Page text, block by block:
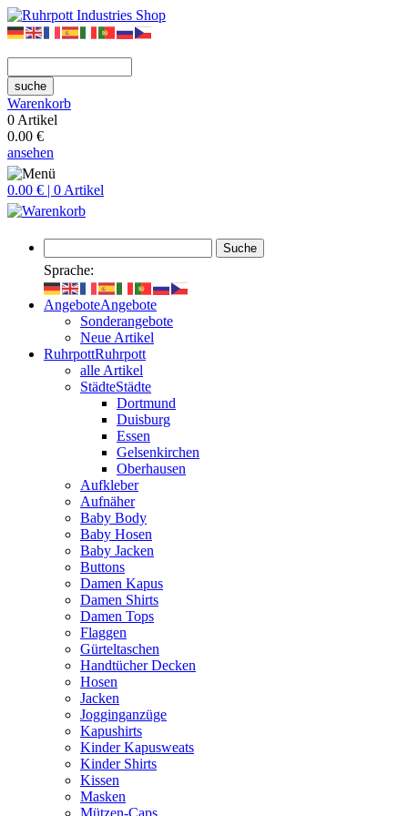
suche
Warenkorb
0 Artikel
0.00 €
ansehen
0.00 € | 0 Artikel
Suche
Sprache:
AngeboteAngebote
Sonderangebote
Neue Artikel
RuhrpottRuhrpott
alle Artikel
StädteStädte
Dortmund
Duisburg
Essen
Gelsenkirchen
Oberhausen
Aufkleber
Aufnäher
Baby Body
Baby Hosen
Baby Jacken
Buttons
Damen Kapus
Damen Shirts
Damen Tops
Flaggen
Gürteltaschen
Handtücher Decken
Hosen
Jacken
Jogginganzüge
Kapushirts
Kinder Kapusweats
Kinder Shirts
Kissen
Masken
Mützen-Caps